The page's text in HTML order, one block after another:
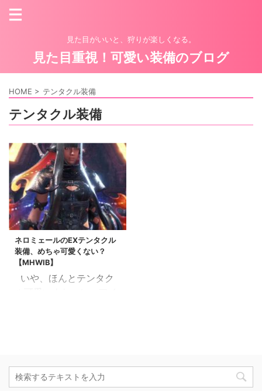
見た目がいいと、狩りが楽しくなる。
見た目重視！可愛い装備のブログ
HOME > テンタクル装備
テンタクル装備
ネロミェールのEXテンタクル
装備、めちゃ可愛くない？
【MHWIB】
いや、ほんとテンタク
か、頭パーツが秀逸なの